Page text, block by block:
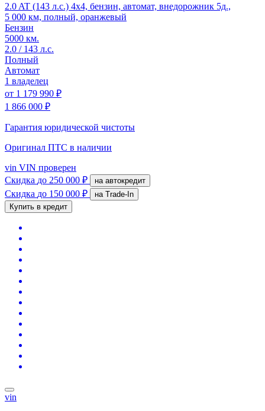
2.0 AT (143 л.с.) 4x4, бензин, автомат, внедорожник 5д.,
5 000 км, полный, оранжевый
Бензин
5000 км.
2.0 / 143 л.с.
Полный
Автомат
1 владелец
от 1 179 990 ₽
1 866 000 ₽
Гарантия юридической чистоты
Оригинал ПТС в наличии
vin VIN проверен
Скидка до 250 000 ₽ на автокредит
Скидка до 150 000 ₽
на Trade-In
Купить в кредит
vin